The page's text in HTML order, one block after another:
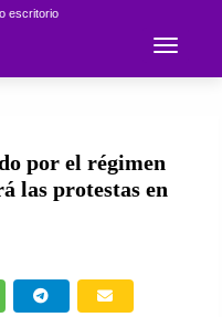
escritorio
Toggle
por el régimen
las protestas en